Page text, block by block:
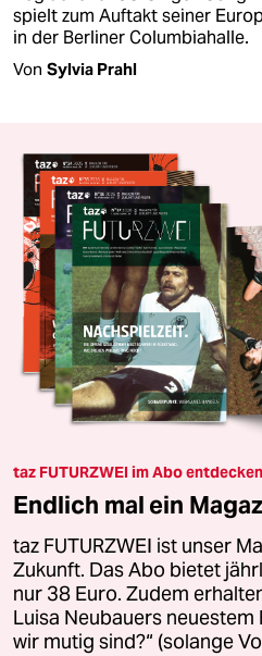
spielt zum Auftakt seiner
in der Berliner Columbiahalle.
Von Sylvia Prahl
taz FUTURZWEI im Abo entdecken
Endlich mal ein
taz FUTURZWEI ist unser
Zukunft. Das Abo bietet
nur 38 Euro. Zudem
Luisa Neubauers neuestem
wir mutig sind?“ (solange